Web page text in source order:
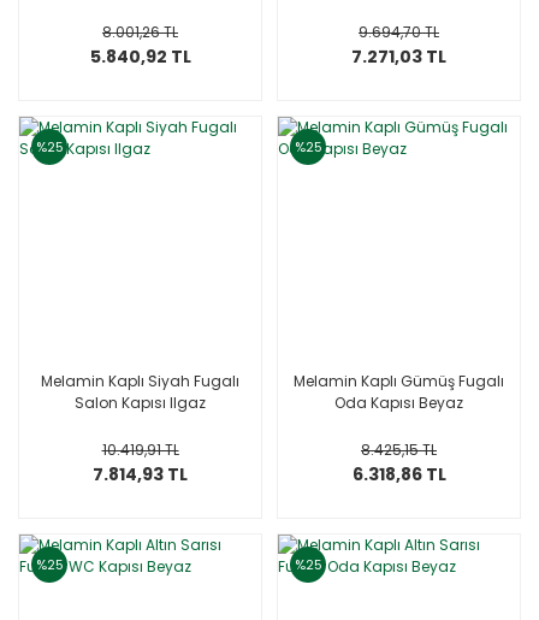
8.001,26 TL
5.840,92 TL
9.694,70 TL
7.271,03 TL
%25
Melamin Kaplı Siyah Fugalı
Salon Kapısı Ilgaz
10.419,91 TL
7.814,93 TL
%25
Melamin Kaplı Gümüş Fugalı
Oda Kapısı Beyaz
8.425,15 TL
6.318,86 TL
%25 %25